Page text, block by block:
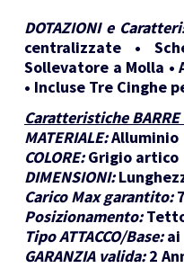
DOTAZIONI e
centralizzate •
Sollevatore a Molla
• Incluse Tre Cinghe
Caratteristiche BARRE
MATERIALE:Alluminio
COLORE: Grigio artico
DIMENSIONI:
Carico Max garantito:
Posizionamento:
Tipo ATTACCO/Base:
GARANZIA valida: 2